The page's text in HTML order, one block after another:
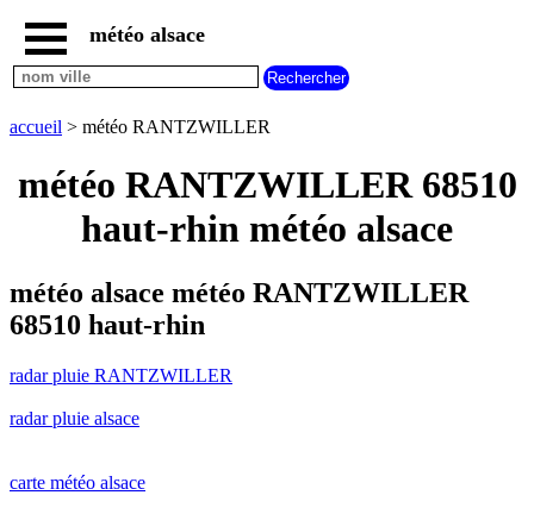
accueil
radar
RANTZWILLER
météo
alsace
carte
météo
météo
météo alsace
accueil > météo RANTZWILLER
météo RANTZWILLER 68510
haut-rhin météo alsace
météo alsace météo RANTZWILLER
68510 haut-rhin
radar pluie RANTZWILLER
radar pluie alsace
carte météo alsace